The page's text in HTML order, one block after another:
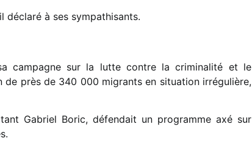
à ses sympathisants.
campagne sur la lutte contre la criminalité et le
près de 340 000 migrants en situation irrégulière,
Gabriel Boric, défendait un programme axé sur